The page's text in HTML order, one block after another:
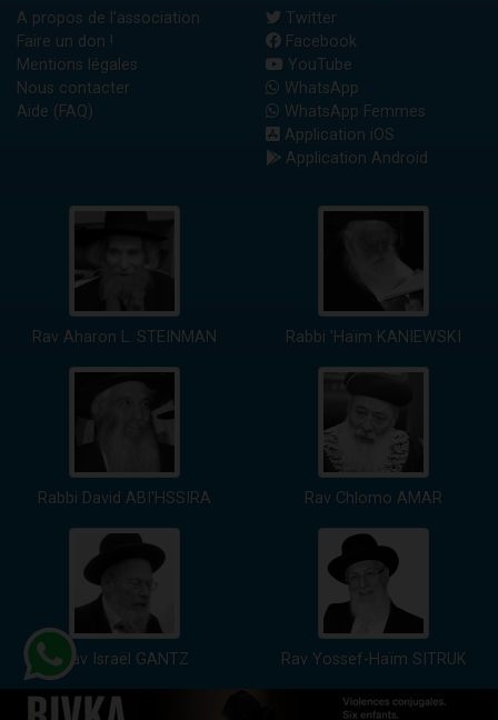
A propos de l'association
Faire un don !
Mentions légales
Nous contacter
Aide (FAQ)
Twitter
Facebook
YouTube
WhatsApp
WhatsApp Femmes
Application iOS
Application Android
Rav Aharon L. STEINMAN Rabbi 'Haïm KANIEWSKI
Rabbi David ABI'HSSIRA Rav Chlomo AMAR
Rav Israël GANTZ Rav Yossef-Haïm SITRUK